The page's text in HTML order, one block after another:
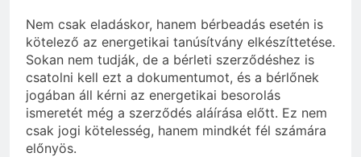
Nem csak eladáskor, hanem bérbeadás esetén is
kötelező az energetikai tanúsítvány elkészíttetése.
Sokan nem tudják, de a bérleti szerződéshez is
csatolni kell ezt a dokumentumot, és a bérlőnek
jogában áll kérni az energetikai besorolás
ismeretét még a szerződés aláírása előtt. Ez nem
csak jogi kötelesség, hanem mindkét fél számára
előnyös.